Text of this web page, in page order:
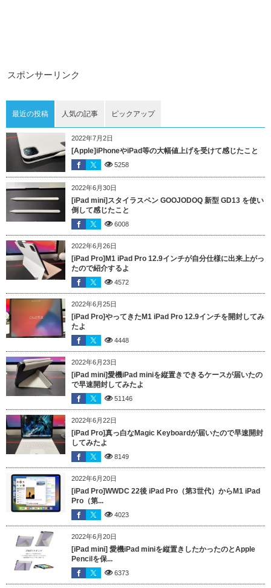
スポンサーリンク
最近の投稿 人気の記事 ピックアップ
2022年7月2日
[Apple]iPhoneやiPad等の大幅値上げを受けて感じたこと
5258
2022年6月30日
[iPad mini]スタイラスペン GOOJODOQ 新型 GD13 を使い
倒して感じたこと
6008
2022年6月26日
[iPad Pro]M1 iPad Pro 12.9インチが自分仕様に出来上がっ
たので紹介するよ
4572
2022年6月25日
[iPad Pro]やってきたM1 iPad Pro 12.9インチを開封してみ
たよ
4448
2022年6月23日
[iPad mini]愛機iPad miniを縦置きできるケースが届いたの
で早速開封してみたよ
51146
2022年6月22日
[iPad Pro]真っ白なMagic Keyboardが届いたので早速開封
してみたよ
8149
2022年6月20日
[iPad Pro]WWDC 22後 iPad Pro（第3世代）からM1 iPad
Pro（第...
4023
2022年6月20日
[iPad mini] 愛機iPad miniを縦置きしたかったのとApple
Pencilを保...
6373